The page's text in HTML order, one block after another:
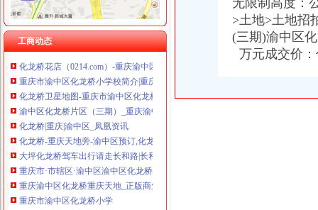
工商动态
渝中区化龙桥雍江庭8幢2801违法违章建设_重庆市公开信箱
重庆市渝中区化龙桥小学
渝中区化龙桥电玩城办理过消防验收_中国贸易网
化龙桥花店（0214.com）-重庆渝中区化龙桥附近的鲜花店
重庆市渝中区化龙桥小学校简介|重庆市渝中区化龙桥小学校地址,概
化龙桥卫星地图-重庆市渝中区化龙桥街道地图浏览
渝中区化龙桥片区（三期）_重庆渝中土地招拍挂-房天下土地网
化龙桥|重庆|渝中区_凤凰资讯
化龙桥-重庆天地旁-渝中区预订,化龙桥-重庆天地旁-渝中区价格_地址
大坪化龙桥驾车出行请走长和路|长和|渝中区|化龙桥_新浪新闻
重庆市·市辖区·渝中区渝中区化龙桥正街56号,重庆金秋机电科技
重庆渝中区化龙桥重庆天地_正版商业图片_昵图网nipic.com
重庆市渝中区化龙桥小学
【渝中区化龙桥片区开发建设指挥部】渝中区化龙桥片区开发建设指
无限制高度：
>土地>土地招
(三期)渝中区
万元成交价